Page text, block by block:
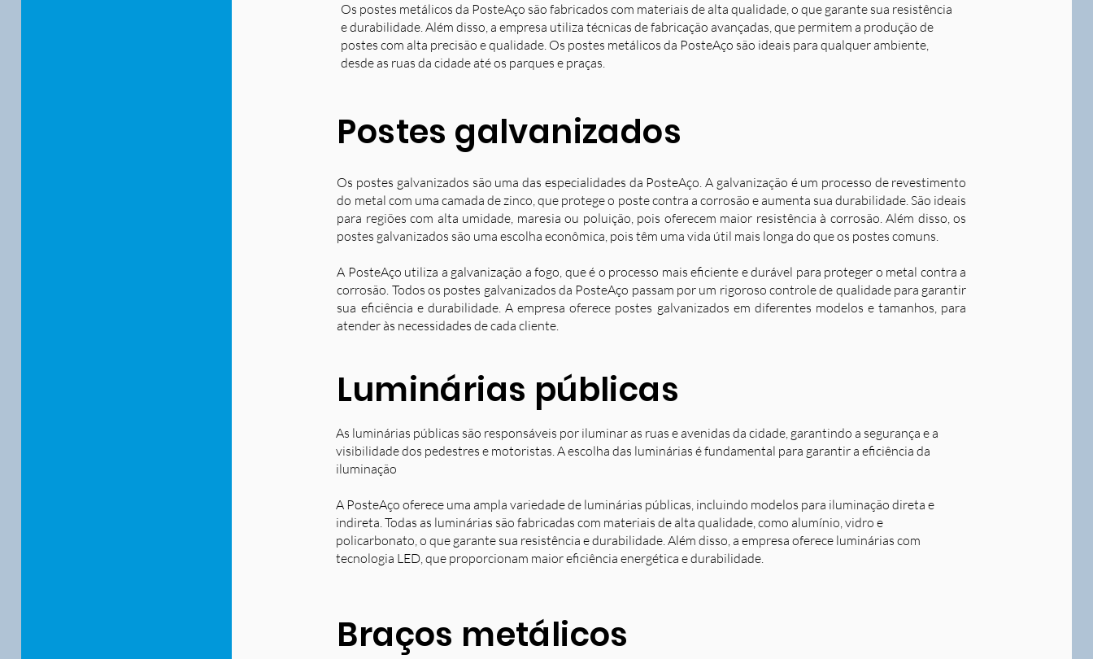
Os postes metálicos da PosteAço são fabricados com materiais de alta qualidade, o que garante sua resistência
e durabilidade. Além disso, a empresa utiliza técnicas de fabricação avançadas, que permitem a produção de
postes com alta precisão e qualidade. Os postes metálicos da PosteAço são ideais para qualquer ambiente,
desde as ruas da cidade até os parques e praças.
Postes galvanizados
Os postes galvanizados são uma das especialidades da PosteAço. A galvanização é um processo de revestimento
do metal com uma camada de zinco, que protege o poste contra a corrosão e aumenta sua durabilidade. São ideais
para regiões com alta umidade, maresia ou poluição, pois oferecem maior resistência à corrosão. Além disso, os
postes galvanizados são uma escolha econômica, pois têm uma vida útil mais longa do que os postes comuns.
A PosteAço utiliza a galvanização a fogo, que é o processo mais eficiente e durável para proteger o metal contra a
corrosão. Todos os postes galvanizados da PosteAço passam por um rigoroso controle de qualidade para garantir
sua eficiência e durabilidade. A empresa oferece postes galvanizados em diferentes modelos e tamanhos, para
atender às necessidades de cada cliente.
Luminárias públicas
As luminárias públicas são responsáveis por iluminar as ruas e avenidas da cidade, garantindo a segurança e a
visibilidade dos pedestres e motoristas. A escolha das luminárias é fundamental para garantir a eficiência da
iluminação
A PosteAço oferece uma ampla variedade de luminárias públicas, incluindo modelos para iluminação direta e
indireta. Todas as luminárias são fabricadas com materiais de alta qualidade, como alumínio, vidro e
policarbonato, o que garante sua resistência e durabilidade. Além disso, a empresa oferece luminárias com
tecnologia LED, que proporcionam maior eficiência energética e durabilidade.
Braços metálicos